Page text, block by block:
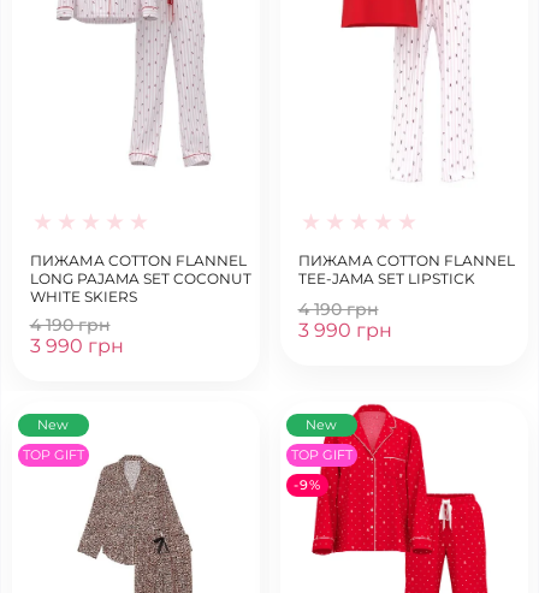
ПИЖАМА COTTON FLANNEL
LONG PAJAMA SET COCONUT
WHITE SKIERS
4 190 грн
3 990 грн
ПИЖАМА COTTON FLANNEL
TEE-JAMA SET LIPSTICK
4 190 грн
3 990 грн
New
TOP GIFT
New
TOP GIFT
-9%